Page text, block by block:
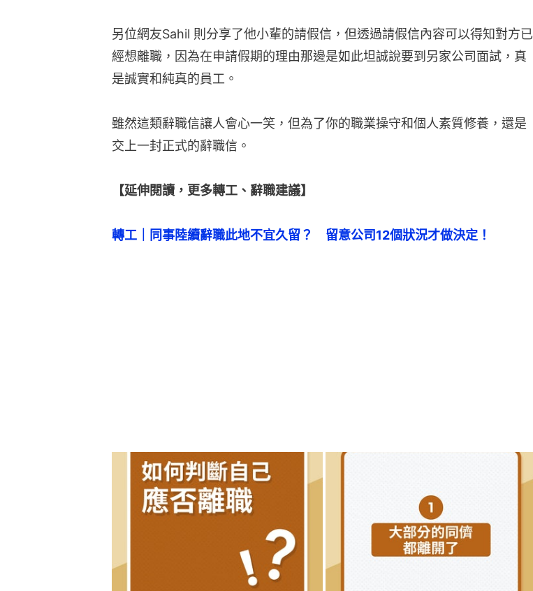
另位網友Sahil 則分享了他小輩的請假信，但透過請假信內容可以得知對方已
經想離職，因為在申請假期的理由那邊是如此坦誠說要到另家公司面試，真
是誠實和純真的員工。
雖然這類辭職信讓人會心一笑，但為了你的職業操守和個人素質修養，還是
交上一封正式的辭職信。
【延伸閱讀，更多轉工、辭職建議】
轉工｜同事陸續辭職此地不宜久留？　留意公司12個狀況才做決定！